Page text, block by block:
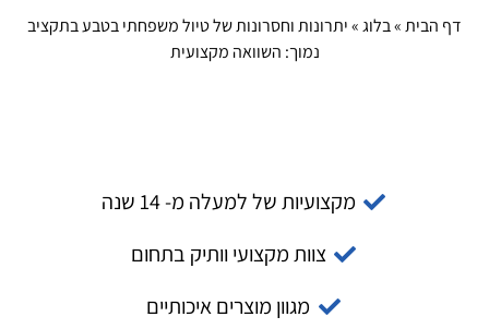
דף הבית»בלוג»יתרונות וחסרונות של טיול משפחתי בטבע בתקציב
נמוך: השוואה מקצועית
מקצועיות של למעלה מ- 14 שנה
צוות מקצועי וותיק בתחום
מגוון מוצרים איכותיים